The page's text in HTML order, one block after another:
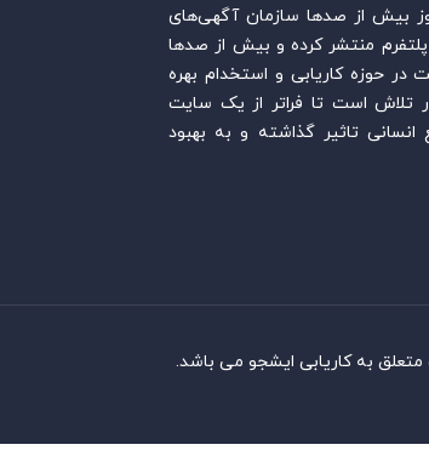
بیش از صدها سازمان آگهی‌های
منتشر کرده و بیش از صدها
در حوزه کاریابی و استخدام بهره
در تلاش است تا فراتر از یک سایت
انسانی تاثیر گذاشته و به بهبود
به کاریابی ایشجو می باشد.